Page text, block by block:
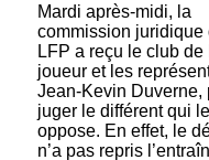
Mardi après-midi, la
commission juridique
LFP a reçu le club de
joueur et les
Jean-Kevin Duverne,
juger le différent qui
oppose. En effet, le
n’a pas repris